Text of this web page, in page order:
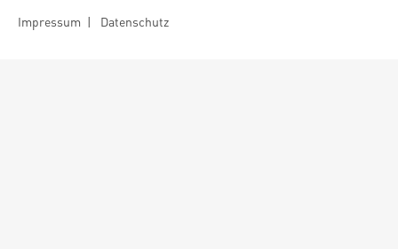
Impressum | Datenschutz